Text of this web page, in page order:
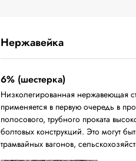
Нержавейка
6% (шестерка)
Низколегированная нержавеющая
применяется в первую очередь в
полосового, трубного проката
болтовых конструкций. Это могут
трамвайных вагонов,